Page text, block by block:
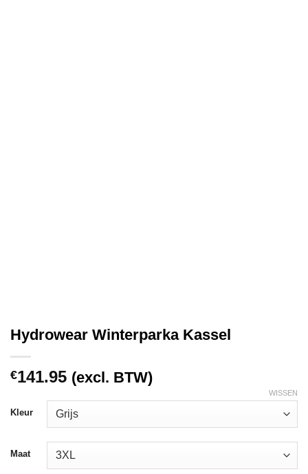
Hydrowear Winterparka Kassel
€141.95 (excl. BTW)
Kleur
Maat
WISSEN